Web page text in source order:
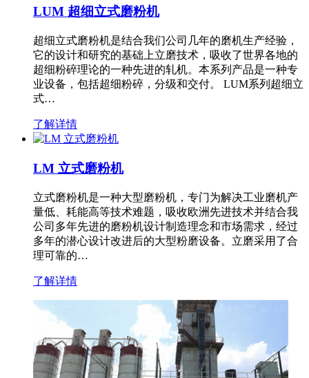
LUM 超细立式磨粉机
超细立式磨粉机是结合我们公司几年的磨机生产经验，
它的设计和研究的基础上立磨技术，吸收了世界各地的
超细粉碎理论的一种先进的轧机。本系列产品是一种专
业设备，包括超细粉碎，分级和交付。 LUM系列超细立
式…
了解详情
LM 立式磨粉机
立式磨粉机是一种大型磨粉机，专门为解决工业磨机产
量低、耗能高等技术难题，吸收欧洲先进技术并结合我
公司多年先进的磨粉机设计制造理念和市场需求，经过
多年的潜心设计改进后的大型粉磨设备。立磨采用了合
理可靠的…
了解详情